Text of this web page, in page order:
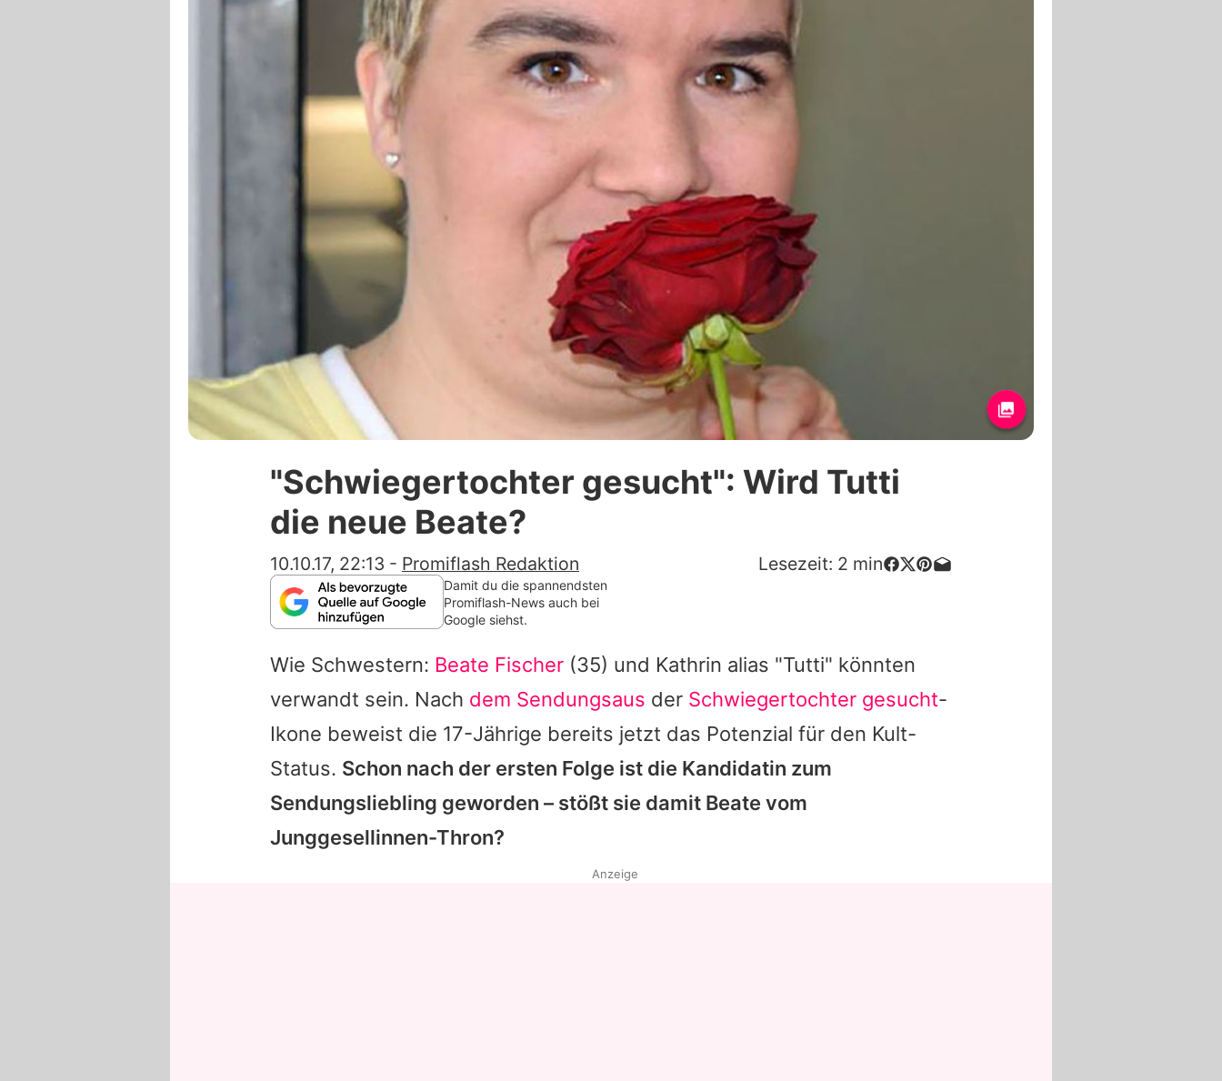
Filme & Serien
Lifestyle
Promiflash Exklusiv
Alle Themen auf Promiflash
Jobs
App runterladen
Team
Redaktionelle Richtlinien
Impressum
Datenschutzerklärung
Nutzungsbedingungen
"Schwiegertochter gesucht": Wird Tutti
die neue Beate?
10.10.17, 22:13 - Promiflash Redaktion Lesezeit: 2 min
Damit du die spannendsten
Promiflash-News auch bei
Google siehst.
Wie Schwestern: Beate Fischer (35) und Kathrin alias "Tutti" könnten
verwandt sein. Nach dem Sendungsaus der Schwiegertochter gesucht-
Ikone beweist die 17-Jährige bereits jetzt das Potenzial für den Kult-
Status. Schon nach der ersten Folge ist die Kandidatin zum
Sendungsliebling geworden – stößt sie damit Beate vom
Junggesellinnen-Thron?
Anzeige